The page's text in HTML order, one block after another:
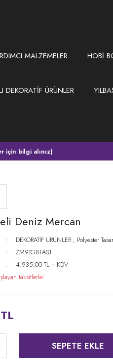
MALZEMELER HOBİ
DEKORATİF ÜRÜNLER
için bilgi alınız)
Deniz Mercan
DEKORATİF ÜRÜNLER , Polyester
ZM9TG8FAS1
4.935,00 TL + KDV
taksitlerle!
SEPETE EKLE